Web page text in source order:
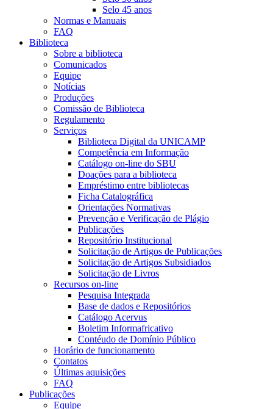
Selo 45 anos
Normas e Manuais
FAQ
Biblioteca
Sobre a biblioteca
Comunicados
Equipe
Notícias
Produções
Comissão de Biblioteca
Regulamento
Serviços
Biblioteca Digital da UNICAMP
Competência em Informação
Catálogo on-line do SBU
Doações para a biblioteca
Empréstimo entre bibliotecas
Ficha Catalográfica
Orientações Normativas
Prevenção e Verificação de Plágio
Publicações
Repositório Institucional
Solicitação de Artigos de Publicações
Solicitação de Artigos Subsidiados
Solicitação de Livros
Recursos on-line
Pesquisa Integrada
Base de dados e Repositórios
Catálogo Acervus
Boletim Informafricativo
Contéudo de Domínio Público
Horário de funcionamento
Contatos
Últimas aquisições
FAQ
Publicações
Equipe